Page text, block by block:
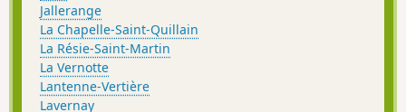
Jallerange
La Chapelle-Saint-Quillain
La Résie-Saint-Martin
La Vernotte
Lantenne-Vertière
Lavernay